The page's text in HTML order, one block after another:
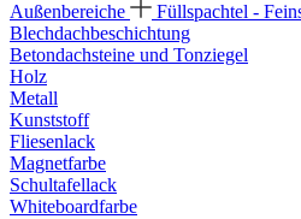
Außenbereiche
Füllspachtel -
Blechdachbeschichtung
Betondachsteine und Tonziegel
Holz
Metall
Kunststoff
Fliesenlack
Magnetfarbe
Schultafellack
Whiteboardfarbe